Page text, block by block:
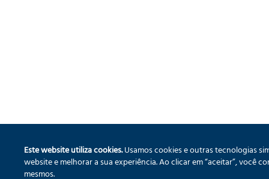
Este website utiliza cookies.Usamos cookies e outras tecnologias
website e melhorar a sua experiência. Ao clicar em “aceitar”, você
mesmos.